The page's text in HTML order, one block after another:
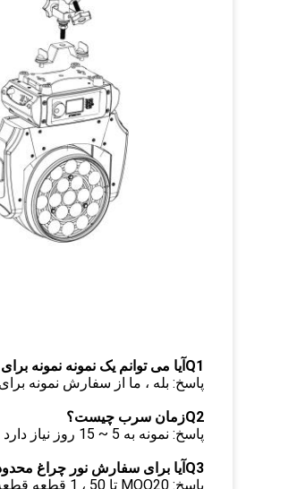
Q1آیا می توانم یک نمونه نمونه برای چراغ رهبری داشته باشم؟
پاسخ: بله ، ما از سفارش نمونه
Q2زمان سرب چیست؟
پاسخ: نمونه به 5 ~ 15 روز نیاز دارد ، زمان تولید انبوه به 35 ~ 25 روز نیاز دارد
Q3آیا برای سفارش نور چراغ محدودیت MOQ دارید؟
پاسخ: MOQ20 تا 50 ، 1 قطعه قطعه برای بررسی نمونه در دسترس است